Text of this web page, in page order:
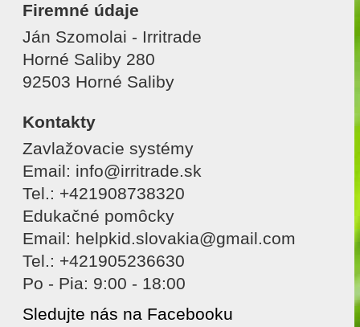
Firemné údaje
Ján Szomolai - Irritrade
Horné Saliby 280
92503 Horné Saliby
Kontakty
Zavlažovacie systémy
Email: info@irritrade.sk
Tel.: +421908738320
Edukačné pomôcky
Email: helpkid.slovakia@gmail.com
Tel.: +421905236630
Po - Pia: 9:00 - 18:00
Sledujte nás na Facebooku